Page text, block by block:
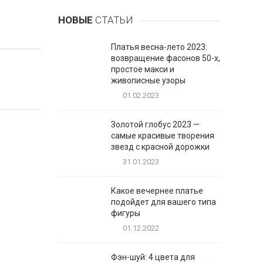
НОВЫЕ СТАТЬИ
Платья весна-лето 2023:
возвращение фасонов 50-х,
простое макси и
живописные узоры
01.02.2023
Золотой глобус 2023 —
самые красивые творения
звезд с красной дорожки
31.01.2023
Какое вечернее платье
подойдет для вашего типа
фигуры
01.12.2022
Фэн-шуй: 4 цвета для